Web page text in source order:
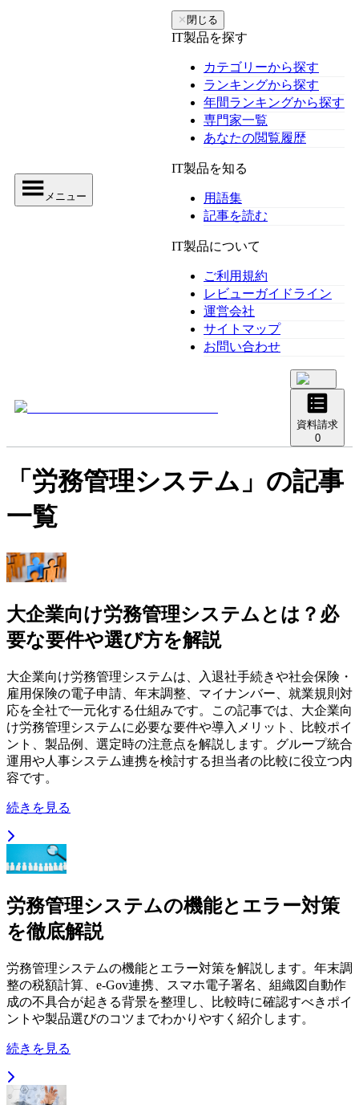
メニュー
✕ 閉じる
IT製品を探す
カテゴリーから探す
ランキングから探す
年間ランキングから探す
専門家一覧
あなたの閲覧履歴
IT製品を知る
用語集
記事を読む
IT製品について
ご利用規約
レビューガイドライン
運営会社
サイトマップ
お問い合わせ
資料請求
0
「 労務管理システム 」の記事
一覧
大企業向け労務管理システムとは？必
要な要件や選び方を解説
大企業向け労務管理システムは、入退社手続きや社会保険・
雇用保険の電子申請、年末調整、マイナンバー、就業規則対
応を全社で一元化する仕組みです。この記事では、大企業向
け労務管理システムに必要な要件や導入メリット、比較ポイ
ント、製品例、選定時の注意点を解説します。グループ統合
運用や人事システム連携を検討する担当者の比較に役立つ内
容です。
続きを見る
労務管理システムの機能とエラー対策
を徹底解説
労務管理システムの機能とエラー対策を解説します。年末調
整の税額計算、e-Gov連携、スマホ電子署名、組織図自動作
成の不具合が起きる背景を整理し、比較時に確認すべきポイ
ントや製品選びのコツまでわかりやすく紹介します。
続きを見る